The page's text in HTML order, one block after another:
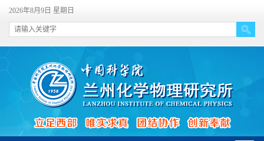
2026年8月9日 星期日